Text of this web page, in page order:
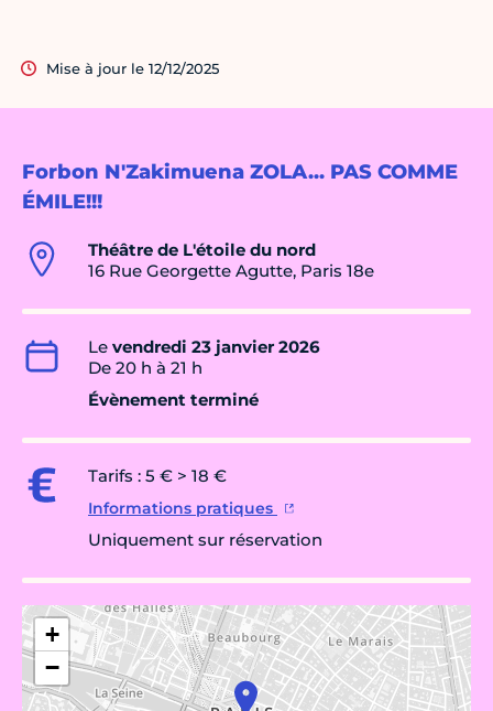
Forbon N'Zakimuena ZOLA... PAS COMME
ÉMILE!!!
Théâtre de L'étoile du nord
16 Rue Georgette Agutte, Paris 18e
Le vendredi 23 janvier 2026
De 20 h à 21 h
Évènement terminé
Tarifs : 5 € > 18 €
Informations pratiques
Uniquement sur réservation
+
−
Mise à jour le 12/12/2025